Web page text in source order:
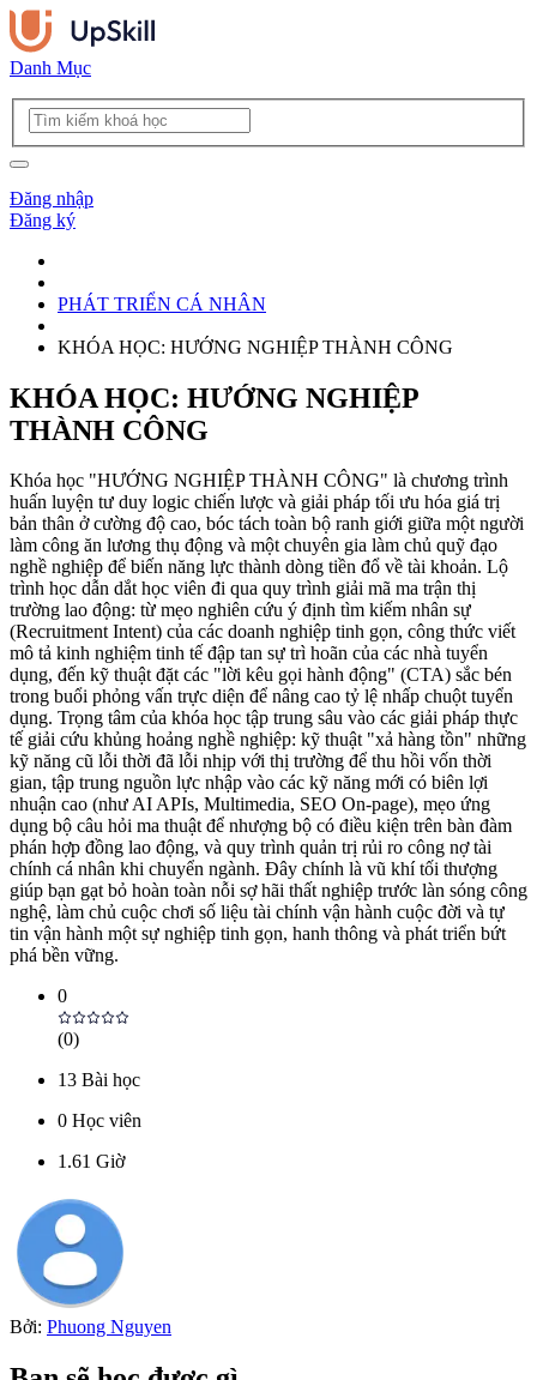
Danh Mục
Đăng nhập
Đăng ký
PHÁT TRIỂN CÁ NHÂN
KHÓA HỌC: HƯỚNG NGHIỆP THÀNH CÔNG
KHÓA HỌC: HƯỚNG NGHIỆP
THÀNH CÔNG
Khóa học "HƯỚNG NGHIỆP THÀNH CÔNG" là chương trình
huấn luyện tư duy logic chiến lược và giải pháp tối ưu hóa giá trị
bản thân ở cường độ cao, bóc tách toàn bộ ranh giới giữa một người
làm công ăn lương thụ động và một chuyên gia làm chủ quỹ đạo
nghề nghiệp để biến năng lực thành dòng tiền đổ về tài khoản. Lộ
trình học dẫn dắt học viên đi qua quy trình giải mã ma trận thị
trường lao động: từ mẹo nghiên cứu ý định tìm kiếm nhân sự
(Recruitment Intent) của các doanh nghiệp tinh gọn, công thức viết
mô tả kinh nghiệm tinh tế đập tan sự trì hoãn của các nhà tuyển
dụng, đến kỹ thuật đặt các "lời kêu gọi hành động" (CTA) sắc bén
trong buổi phỏng vấn trực diện để nâng cao tỷ lệ nhấp chuột tuyển
dụng. Trọng tâm của khóa học tập trung sâu vào các giải pháp thực
tế giải cứu khủng hoảng nghề nghiệp: kỹ thuật "xả hàng tồn" những
kỹ năng cũ lỗi thời đã lỗi nhịp với thị trường để thu hồi vốn thời
gian, tập trung nguồn lực nhập vào các kỹ năng mới có biên lợi
nhuận cao (như AI APIs, Multimedia, SEO On-page), mẹo ứng
dụng bộ câu hỏi ma thuật để nhượng bộ có điều kiện trên bàn đàm
phán hợp đồng lao động, và quy trình quản trị rủi ro công nợ tài
chính cá nhân khi chuyển ngành. Đây chính là vũ khí tối thượng
giúp bạn gạt bỏ hoàn toàn nỗi sợ hãi thất nghiệp trước làn sóng công
nghệ, làm chủ cuộc chơi số liệu tài chính vận hành cuộc đời và tự
tin vận hành một sự nghiệp tinh gọn, hanh thông và phát triển bứt
phá bền vững.
0
(0)
13 Bài học
0 Học viên
1.61 Giờ
Bởi: Phuong Nguyen